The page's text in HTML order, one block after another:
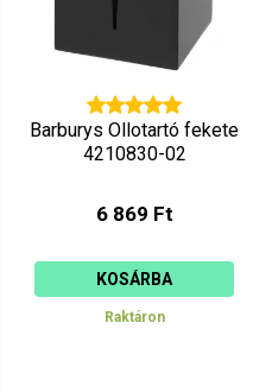
Barburys Ollotartó fekete
4210830-02
6 869 Ft
KOSÁRBA
Raktáron